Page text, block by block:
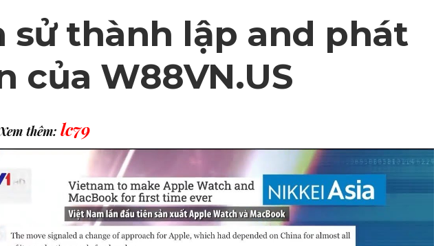
sử thành lập and phát
của W88VN.US
thêm: lc79